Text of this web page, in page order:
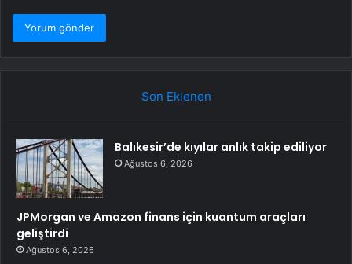
Son Eklenen
Balıkesir’de kıyılar anlık takip ediliyor
Ağustos 6, 2026
JPMorgan ve Amazon finans için kuantum araçları
geliştirdi
Ağustos 6, 2026